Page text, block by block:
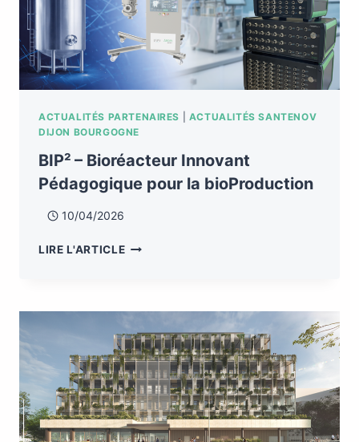
ACTUALITÉS PARTENAIRES
ACTUALITÉS SANTENOV
DIJON BOURGOGNE
BIP² – Bioréacteur Innovant
Pédagogique pour la bioProduction
10/04/2026
LIRE L'ARTICLE